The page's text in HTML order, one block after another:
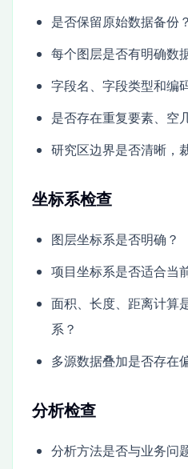
是否保留原始数据备份？
每个图层是否有明确数
字段名、字段类型和编
是否存在重复要素、空
研究区边界是否清晰，
坐标系检查
图层坐标系是否明确？
项目坐标系是否适合当
面积、长度、距离计算
系？
多源数据叠加是否存在
分析检查
分析方法是否与业务问